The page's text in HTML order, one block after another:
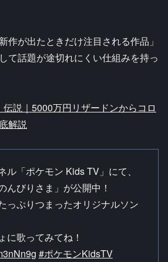
作が出たときだけ注目される作品」
て話題が途切れにくい仕組みを持っ
伝説｜5000万円リザードンからコロ
解説
ル「ポケモン Kids TV」にて、
んびりさま」が公開中！
っぷりつまったオリジナルソン
に歌ってみてね！
#ポケモンKidsTV